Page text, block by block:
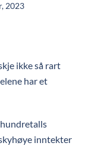
2023
ikke så rart
har et
hundretalls
inntekter